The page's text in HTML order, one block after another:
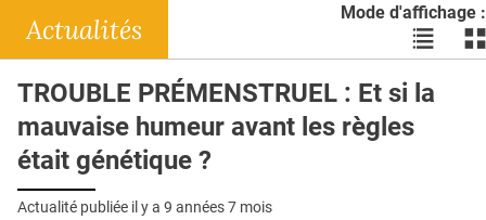
DOSSIERS
RÉSEAUX
E-REVUE SAD
THÉMA
L'APP
Mode d'affichage :
Voir
les
en
liste
les
Actualités
TROUBLE PRÉMENSTRUEL : Et si la
mauvaise humeur avant les règles
était génétique ?
Actualité publiée il y a 9 années 7 mois